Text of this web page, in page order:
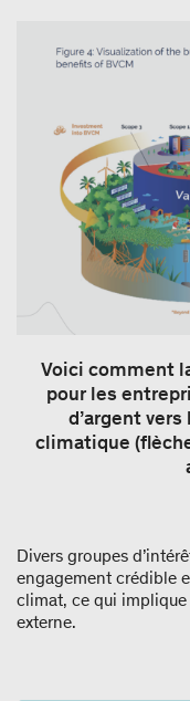
Voici comment
pour les
d’argent
climatique
Divers groupes
engagement crédible
climat, ce qui
externe.